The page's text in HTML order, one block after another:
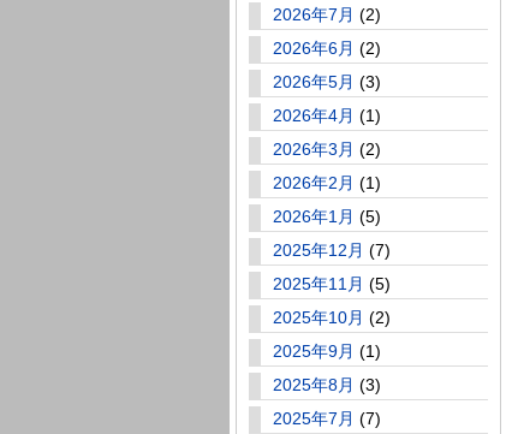
2026年7月 (2)
2026年6月 (2)
2026年5月 (3)
2026年4月 (1)
2026年3月 (2)
2026年2月 (1)
2026年1月 (5)
2025年12月 (7)
2025年11月 (5)
2025年10月 (2)
2025年9月 (1)
2025年8月 (3)
2025年7月 (7)